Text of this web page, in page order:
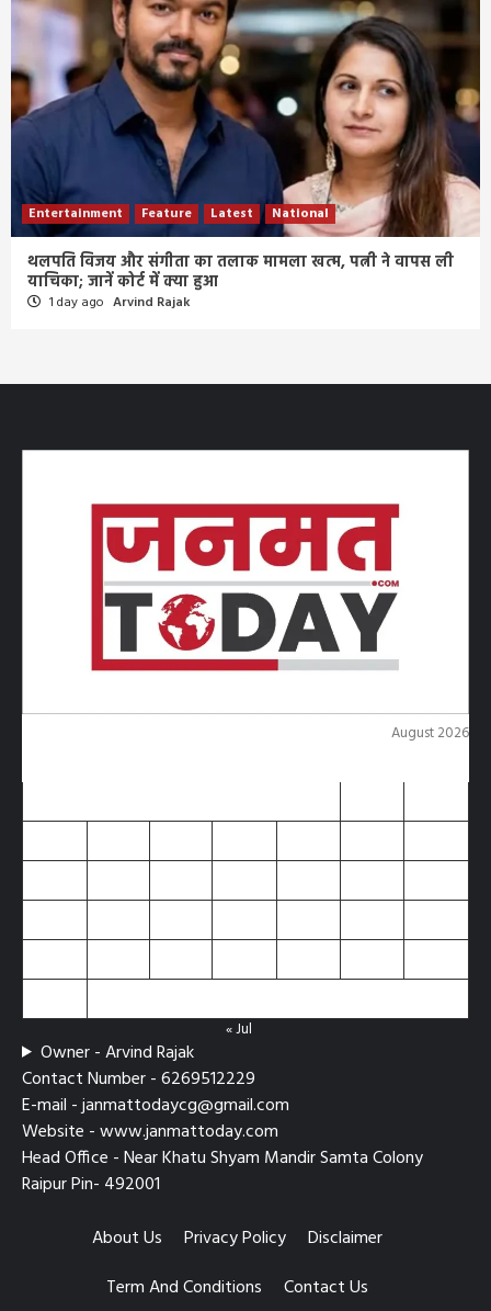
Entertainment Feature Latest National
थलपति विजय और संगीता का तलाक मामला खत्म, पत्नी ने वापस ली
याचिका; जानें कोर्ट में क्या हुआ
1 day ago Arvind Rajak
August 2026
« Jul
Owner - Arvind Rajak
Contact Number - 6269512229
E-mail - janmattodaycg@gmail.com
Website - www.janmattoday.com
Head Office - Near Khatu Shyam Mandir Samta Colony
Raipur Pin- 492001
About Us
Privacy Policy
Disclaimer
Term And Conditions
Contact Us